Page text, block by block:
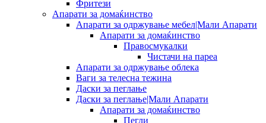
Фритези
Апарати за домаќинство
Апарати за одржување мебел|Мали Апарати
Апарати за домаќинство
Правосмукалки
Чистачи на пареа
Апарати за одржување облека
Ваги за телесна тежина
Даски за пеглање
Даски за пеглање|Мали Апарати
Апарати за домаќинство
Пегли